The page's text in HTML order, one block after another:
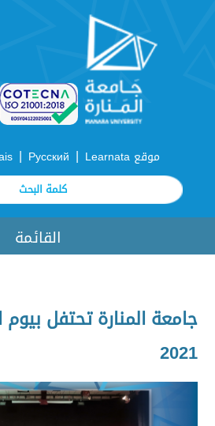
موقع Learnata |
Русский
|
القائمة
جامعة المنارة تحتفل
2021